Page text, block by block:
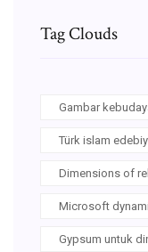
Tag Clouds
Gambar
Türk islam
Dimensions of
Microsoft
Gypsum untuk